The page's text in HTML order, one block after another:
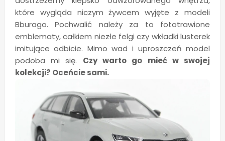
które wygląda niczym żywcem wyjęte z modeli
Bburago. Pochwalić należy za to fototrawione
emblematy, całkiem niezłe felgi czy wkładki lusterek
imitujące odbicie. Mimo wad i uproszczeń model
podoba mi się. Czy warto go mieć w swojej
kolekcji? Oceńcie sami.